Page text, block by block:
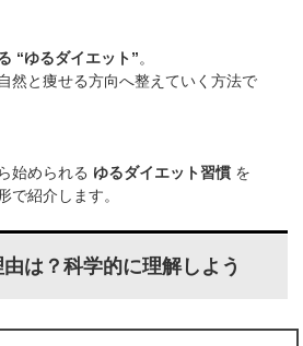
“ゆるダイエット”。
然と痩せる方向へ整えていく方法で
始められる ゆるダイエット習慣 を
で紹介します。
は？科学的に理解しよう